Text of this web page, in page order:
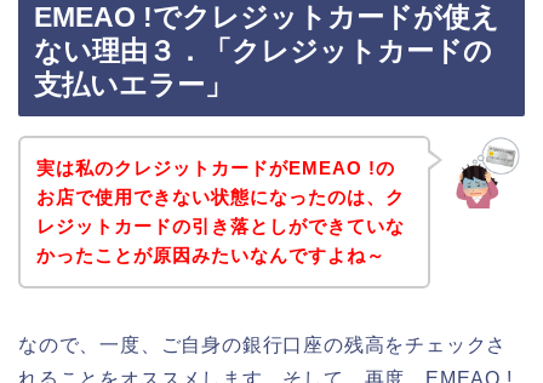
EMEAO !でクレジットカードが使え
ない理由３．「クレジットカードの
支払いエラー」
実は私のクレジットカードがEMEAO !の
お店で使用できない状態になったのは、ク
レジットカードの引き落としができていな
かったことが原因みたいなんですよね～
なので、一度、ご自身の銀行口座の残高をチェックさ
れることをオススメします。そして、再度、EMEAO !